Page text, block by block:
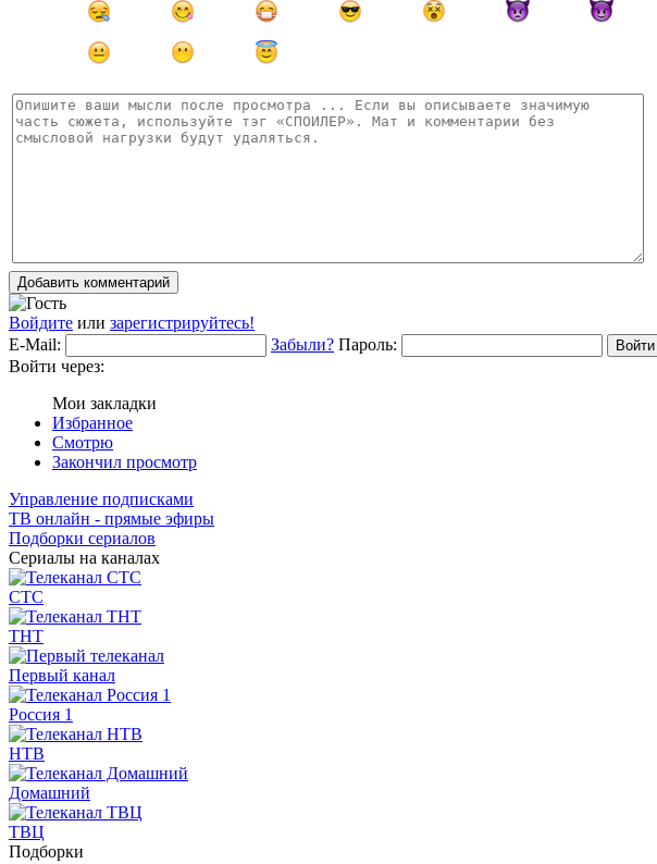
Добавить комментарий
Войдите или зарегистрируйтесь!
E-Mail:
Забыли? Пароль: Войти
Войти через:
Мои закладки
Избранное
Смотрю
Закончил просмотр
Управление подписками
ТВ онлайн - прямые эфиры
Подборки сериалов
Сериалы на каналах
СТС
ТНТ
Первый канал
Россия 1
НТВ
Домашний
ТВЦ
Подборки